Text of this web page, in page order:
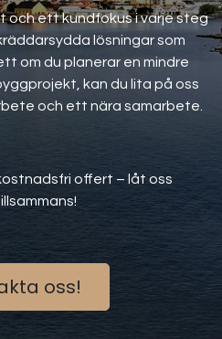
och ett kundfokus i varje steg
lösningar som
om du planerar en mindre
kan du lita på oss
och ett nära samarbete.
offert – låt oss
oss!